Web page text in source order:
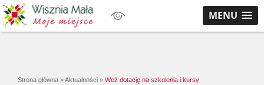
MENU
Strona główna »Aktualności » Weź dotację na szkolenia i kursy